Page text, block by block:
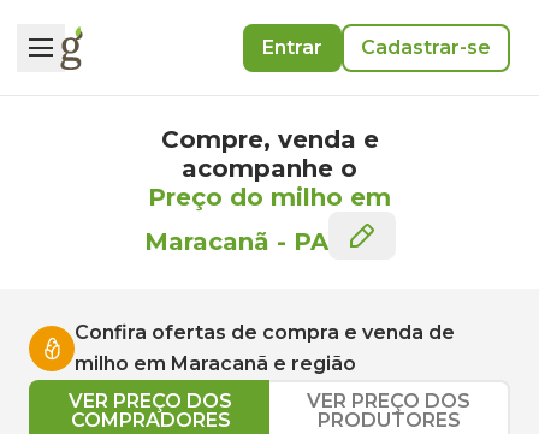
Entrar Cadastrar-se
Compre, venda e
acompanhe o
Preço do milho em
Maracanã - PA
Confira ofertas de compra e venda de
milho em Maracanã e região
VER PREÇO DOS
COMPRADORES
VER PREÇO DOS
PRODUTORES